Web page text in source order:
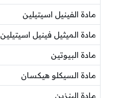
مادة الفينيل اسيتيلين
مادة الميثيل فينيل اسيتيلين
مادة البيوتين
مادة السيكلو هيكسان
مادة البنزين